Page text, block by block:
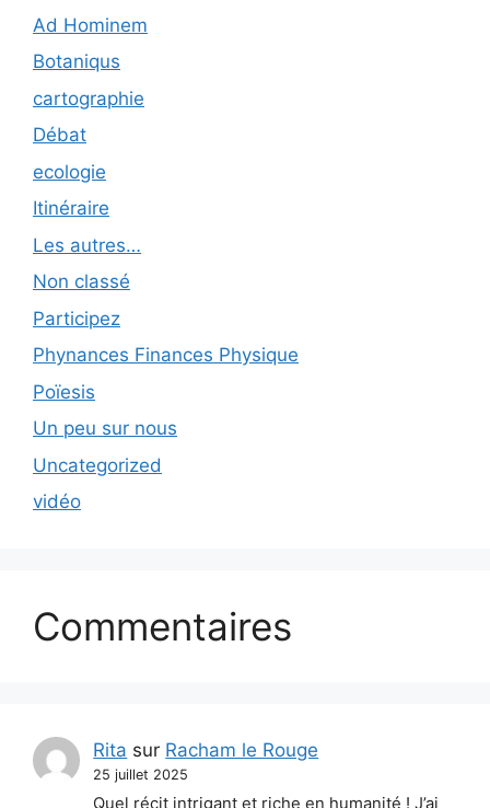
Ad Hominem
Botaniqus
cartographie
Débat
ecologie
Itinéraire
Les autres…
Non classé
Participez
Phynances Finances Physique
Poïesis
Un peu sur nous
Uncategorized
vidéo
Commentaires
Rita sur Racham le Rouge
25 juillet 2025
Quel récit intrigant et riche en humanité ! J’ai